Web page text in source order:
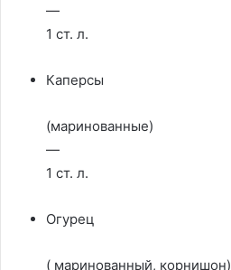
—
1 ст. л.
Каперсы
(маринованные)
—
1 ст. л.
Огурец
( маринованный, корнишон)